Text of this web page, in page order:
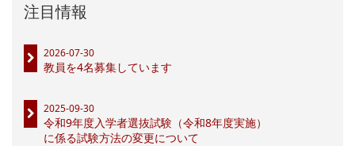
注目情報
2026-07-30
教員を4名募集しています
2025-09-30
令和9年度入学者選抜試験（令和8年度実施）
に係る試験方法の変更について